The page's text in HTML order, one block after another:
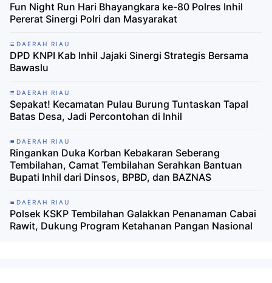
Fun Night Run Hari Bhayangkara ke-80 Polres Inhil
Pererat Sinergi Polri dan Masyarakat
DAERAH RIAU
DPD KNPI Kab Inhil Jajaki Sinergi Strategis Bersama
Bawaslu
DAERAH RIAU
Sepakat! Kecamatan Pulau Burung Tuntaskan Tapal
Batas Desa, Jadi Percontohan di Inhil
DAERAH RIAU
Ringankan Duka Korban Kebakaran Seberang
Tembilahan, Camat Tembilahan Serahkan Bantuan
Bupati Inhil dari Dinsos, BPBD, dan BAZNAS
DAERAH RIAU
Polsek KSKP Tembilahan Galakkan Penanaman Cabai
Rawit, Dukung Program Ketahanan Pangan Nasional